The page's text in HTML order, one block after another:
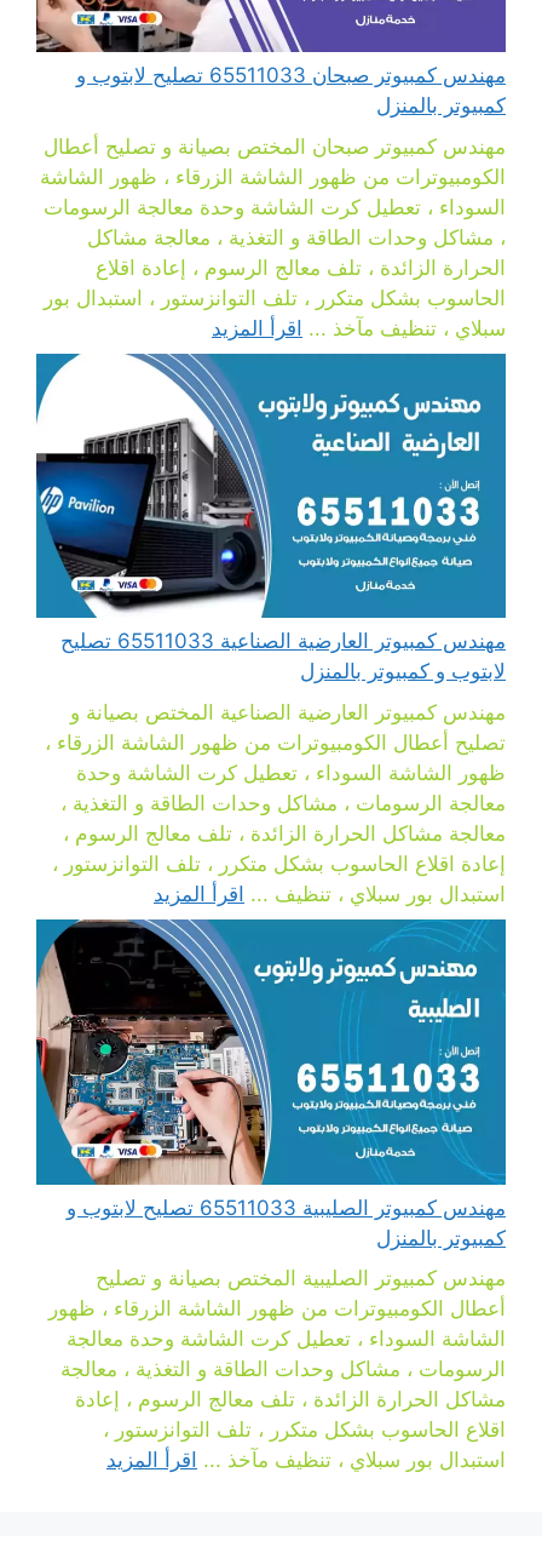
مهندس كمبيوتر صبحان 65511033 تصليح لابتوب و
كمبيوتر بالمنزل
مهندس كمبيوتر صبحان المختص بصيانة و تصليح أعطال
الكومبيوترات من ظهور الشاشة الزرقاء ، ظهور الشاشة
السوداء ، تعطيل كرت الشاشة وحدة معالجة الرسومات
، مشاكل وحدات الطاقة و التغذية ، معالجة مشاكل
الحرارة الزائدة ، تلف معالج الرسوم ، إعادة اقلاع
الحاسوب بشكل متكرر ، تلف التوانزستور ، استبدال بور
سبلاي ، تنظيف مآخذ ... اقرأ المزيد
مهندس كمبيوتر العارضية الصناعية 65511033 تصليح
لابتوب و كمبيوتر بالمنزل
مهندس كمبيوتر العارضية الصناعية المختص بصيانة و
تصليح أعطال الكومبيوترات من ظهور الشاشة الزرقاء ،
ظهور الشاشة السوداء ، تعطيل كرت الشاشة وحدة
معالجة الرسومات ، مشاكل وحدات الطاقة و التغذية ،
معالجة مشاكل الحرارة الزائدة ، تلف معالج الرسوم ،
إعادة اقلاع الحاسوب بشكل متكرر ، تلف التوانزستور ،
استبدال بور سبلاي ، تنظيف ... اقرأ المزيد
مهندس كمبيوتر الصليبية 65511033 تصليح لابتوب و
كمبيوتر بالمنزل
مهندس كمبيوتر الصليبية المختص بصيانة و تصليح
أعطال الكومبيوترات من ظهور الشاشة الزرقاء ، ظهور
الشاشة السوداء ، تعطيل كرت الشاشة وحدة معالجة
الرسومات ، مشاكل وحدات الطاقة و التغذية ، معالجة
مشاكل الحرارة الزائدة ، تلف معالج الرسوم ، إعادة
اقلاع الحاسوب بشكل متكرر ، تلف التوانزستور ،
استبدال بور سبلاي ، تنظيف مآخذ ... اقرأ المزيد